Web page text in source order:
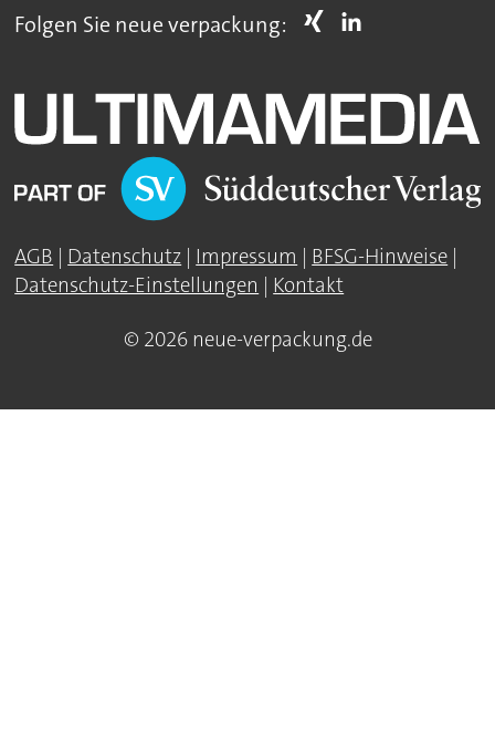
Folgen Sie neue verpackung:
AGB | Datenschutz | Impressum | BFSG-Hinweise |
Datenschutz-Einstellungen | Kontakt
© 2026 neue-verpackung.de